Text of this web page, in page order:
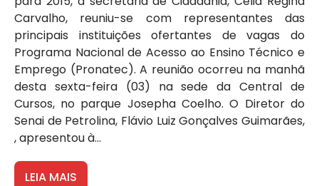
Carvalho, reuniu-se com representantes das
principais instituições ofertantes de vagas do
Programa Nacional de Acesso ao Ensino Técnico e
Emprego (Pronatec). A reunião ocorreu na manhã
desta sexta-feira (03) na sede da Central de
Cursos, no parque Josepha Coelho. O Diretor do
Senai de Petrolina, Flávio Luiz Gonçalves Guimarães,
, apresentou à...
LEIA MAIS